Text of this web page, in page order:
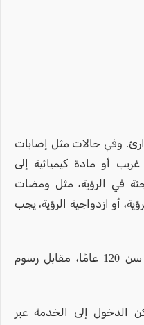
وفي حالات مثل إصابات
أو مادة كيميائية إلى
في الرؤية، مثل ومضات
أو ازدواجية الرؤية، يجب
تُقدَّم الخدمة منذ الولادة وحتى سن 120 عامًا، مقابل رسوم
الدخول إلى الخدمة عبر